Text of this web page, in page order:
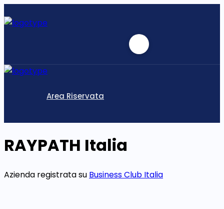
Area Riservata
RAYPATH Italia
Azienda registrata su Business Club Italia